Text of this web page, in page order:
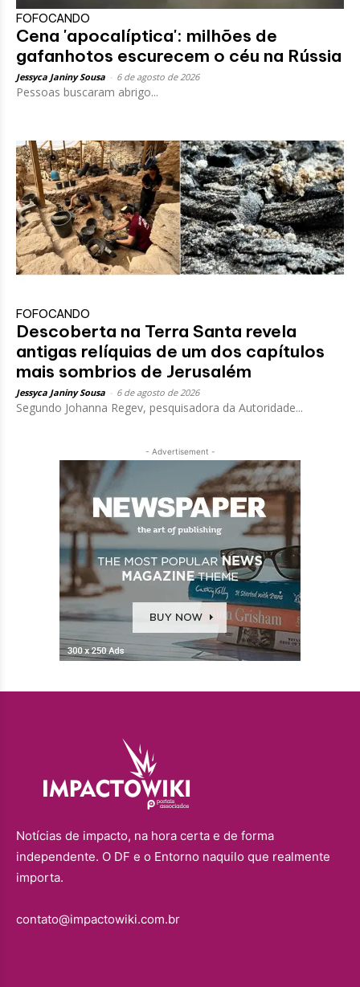
FOFOCANDO
Cena 'apocalíptica': milhões de
gafanhotos escurecem o céu na Rússia
Jessyca Janiny Sousa 6 de agosto de 2026
Pessoas buscaram abrigo...
FOFOCANDO
Descoberta na Terra Santa revela
antigas relíquias de um dos capítulos
mais sombrios de Jerusalém
Jessyca Janiny Sousa 6 de agosto de 2026
Segundo Johanna Regev, pesquisadora da Autoridade...
- Advertisement -
Notícias de impacto, na hora certa e de forma
independente. O DF e o Entorno naquilo que realmente
importa.
contato@impactowiki.com.br